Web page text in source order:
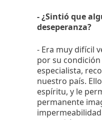
- ¿Sintió que
deseperanza?
- Era muy difícil
por su
especialista,
nuestro país.
espíritu, y le
permanente